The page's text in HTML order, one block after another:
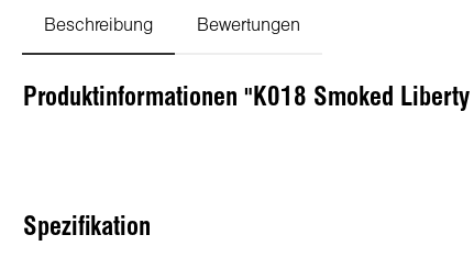
Beschreibung Bewertungen
Produktinformationen "K018 Smoked
Spezifikation